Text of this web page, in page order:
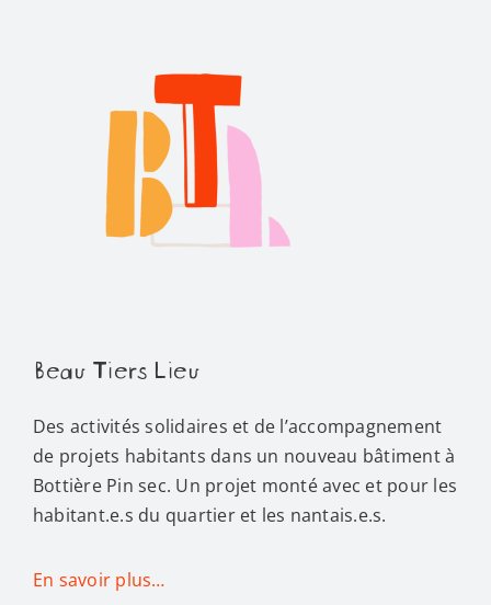
Beau Tiers Lieu
Des activités solidaires et de l’accompagnement
de projets habitants dans un nouveau bâtiment à
Bottière Pin sec. Un projet monté avec et pour les
habitant.e.s du quartier et les nantais.e.s.
En savoir plus…